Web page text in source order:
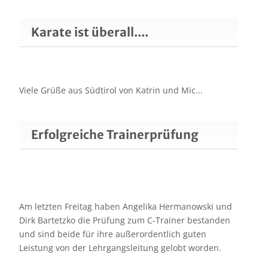
Karate ist überall....
Viele Grüße aus Südtirol von Katrin und Mic...
Erfolgreiche Trainerprüfung
Am letzten Freitag haben Angelika Hermanowski und
Dirk Bartetzko die Prüfung zum C-Trainer bestanden
und sind beide für ihre außerordentlich guten
Leistung von der Lehrgangsleitung gelobt worden.